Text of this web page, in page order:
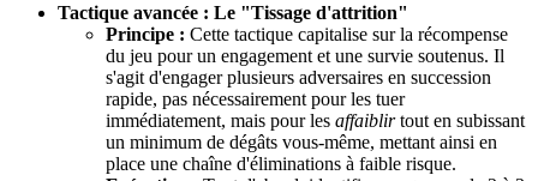
Tactique avancée : Le "Tissage d'attrition"
Principe : Cette tactique capitalise sur la récompense
du jeu pour un engagement et une survie soutenus. Il
s'agit d'engager plusieurs adversaires en succession
rapide, pas nécessairement pour les tuer
immédiatement, mais pour les affaiblirtout en subissant
un minimum de dégâts vous-même, mettant ainsi en
place une chaîne d'éliminations à faible risque.